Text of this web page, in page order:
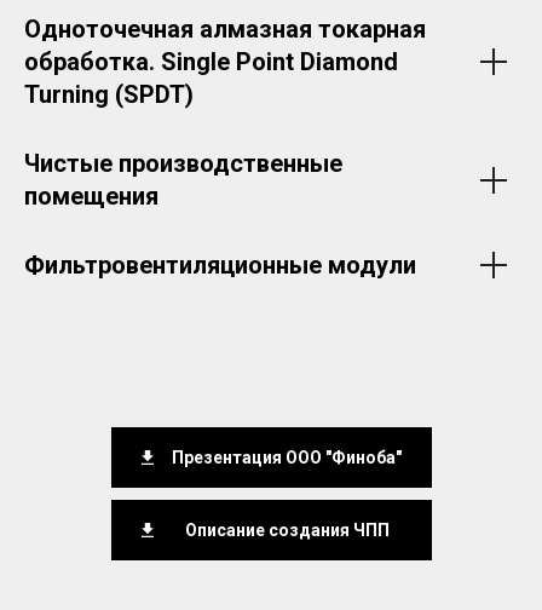
Одноточечная алмазная токарная
обработка. Single Point Diamond
Turning (SPDT)
Чистые производственные
помещения
Фильтровентиляционные модули
Презентация ООО "Финоба"
Описание создания ЧПП